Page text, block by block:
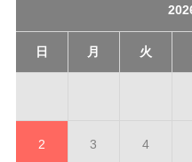
日 月 火
2 3 4